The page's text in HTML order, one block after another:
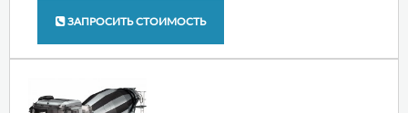
ЗАПРОСИТЬ СТОИМОСТЬ